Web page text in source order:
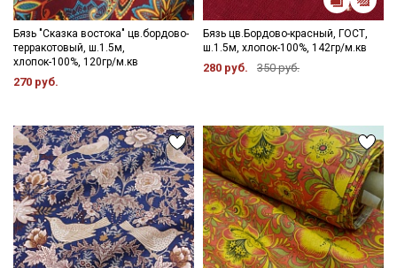
Бязь "Сказка востока" цв.бордово-
терракотовый, ш.1.5м,
хлопок-100%, 120гр/м.кв
270 руб.
Бязь цв.Бордово-красный, ГОСТ,
ш.1.5м, хлопок-100%, 142гр/м.кв
280 руб. 350 руб.
Секретная рассылка от Купава
Мы публикуем здесь дополнительные
промокоды и скидки до 30% на узкие
категории тканей